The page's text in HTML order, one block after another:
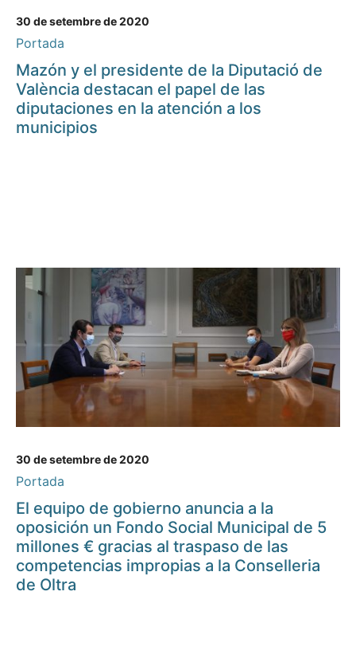
30 de setembre de 2020
Portada
Mazón y el presidente de la Diputació de
València destacan el papel de las
diputaciones en la atención a los
municipios
30 de setembre de 2020
Portada
El equipo de gobierno anuncia a la
oposición un Fondo Social Municipal de 5
millones € gracias al traspaso de las
competencias impropias a la Conselleria
de Oltra